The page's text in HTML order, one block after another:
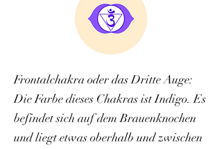
Frontalchakra oder das Dritte Auge:
Die Farbe dieses Chakras ist Indigo. Es
befindet sich auf dem Brauenknochen
und liegt etwas oberhalb und zwischen